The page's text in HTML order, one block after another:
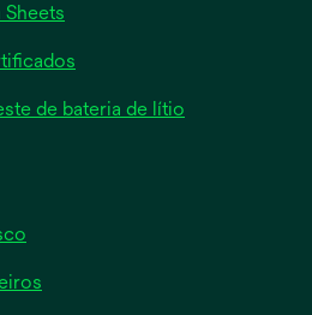
Sheets
uma
nova
uma
de bateria de lítio